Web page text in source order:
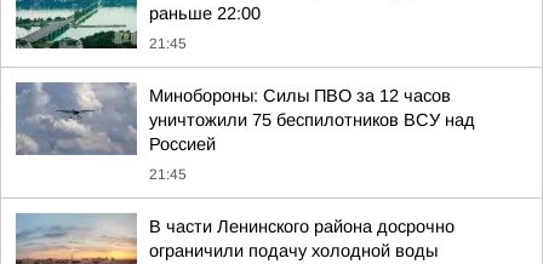
раньше 22:00
21:45
Минобороны: Силы ПВО за 12 часов
уничтожили 75 беспилотников ВСУ над
Россией
21:45
В части Ленинского района досрочно
ограничили подачу холодной воды